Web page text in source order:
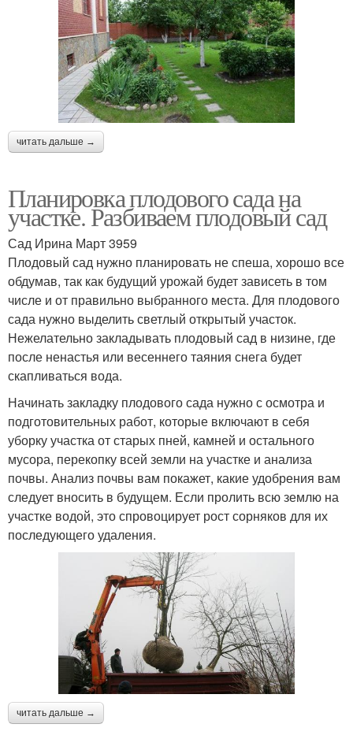
читать дальше →
Планировка плодового сада на
участке. Разбиваем плодовый сад
Сад Ирина Март 3959
Плодовый сад нужно планировать не спеша, хорошо все
обдумав, так как будущий урожай будет зависеть в том
числе и от правильно выбранного места. Для плодового
сада нужно выделить светлый открытый участок.
Нежелательно закладывать плодовый сад в низине, где
после ненастья или весеннего таяния снега будет
скапливаться вода.
Начинать закладку плодового сада нужно с осмотра и
подготовительных работ, которые включают в себя
уборку участка от старых пней, камней и остального
мусора, перекопку всей земли на участке и анализа
почвы. Анализ почвы вам покажет, какие удобрения вам
следует вносить в будущем. Если пролить всю землю на
участке водой, это спровоцирует рост сорняков для их
последующего удаления.
читать дальше →